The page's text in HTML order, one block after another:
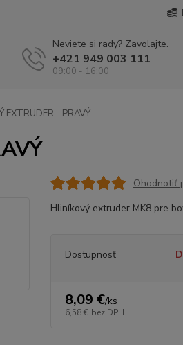
Neviete si rady? Zavolajte.
+421 949 003 111
09:00 - 16:00
EXTRUDER - PRAVÝ
Ohodnotiť
Hliníkový extruder MK8 pre
Dostupnosť
8,09 €/ks
6,58 € bez DPH